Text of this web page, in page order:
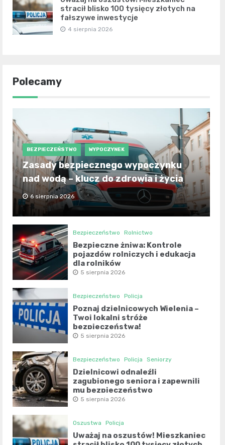
stracił blisko 100 tysięcy złotych na
fałszywe inwestycje
4 sierpnia 2026
Polecamy
BEZPIECZEŃSTWO WYPOCZYNEK
Zasady bezpiecznego wypoczynku
nad wodą – klucz do zdrowia i życia
6 sierpnia 2026
Bezpieczeństwo Rolnictwo
Bezpieczne żniwa: Kontrole
pojazdów rolniczych i edukacja
dla rolników
5 sierpnia 2026
Bezpieczeństwo Policja
Poznaj dzielnicowych Wielenia –
Twoi lokalni stróże
bezpieczeństwa!
5 sierpnia 2026
Bezpieczeństwo Policja Seniorzy
Dzielnicowi odnaleźli
zagubionego seniora i zapewnili
mu bezpieczeństwo
5 sierpnia 2026
Oszustwa Policja
Uważaj na oszustów! Mieszkaniec